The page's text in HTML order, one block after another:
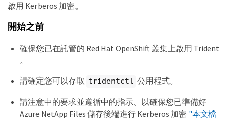
啟用 Kerberos 加密。
開始之前
確保您已在託管的 Red Hat OpenShift 叢集上啟用 Trident
。
請確定您可以存取 tridentctl 公用程式。
請注意中的要求並遵循中的指示、以確保您已準備好
Azure NetApp Files 儲存後端進行 Kerberos 加密 "本文檔